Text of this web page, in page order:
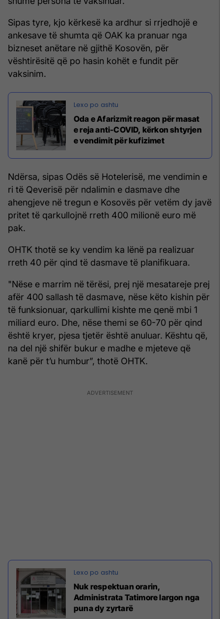
Sipas tyre, kjo kërkesë ka ardhur si rrjedhojë e
ankesave të shumta që OAK ka pranuar nga
bizneset anëtare në gjithë Kosovën, për
vështirësitë që po hasin kohët e fundit për
vaksinim.
Oda e Afarizmit reagon për masat
e reja anti-COVID, kërkon shtyrjen
e vendimit për kufizimet
Ndërsa, sipas Odës së Hotelerisë, me vendimin e
ri të Qeverisë për ndalimin e dasmave dhe
ahengjeve në tregun e Kosovës për vetëm dy javë
pritet të qarkullojnë rreth 400 milionë euro më
pak.
OHTK thotë se ky vendim ka lënë pa realizuar
rreth 40 për qind të dasmave të planifikuara.
"Nëse e marrim në tërësi, prej një mesatareje prej
afër 400 sallash të dasmave, nëse këto kishin për
të funksionuar, qarkullimi kishte me qenë mbi 1
miliard euro. Dhe, nëse themi se 60-70 për qind
është kryer, pjesa tjetër është anuluar. Kështu që,
na del një shifër bukur e madhe e mjeteve që
kanë për t’u humbur”, thotë OHTK.
Nuk respektuan orarin,
Administrata Tatimore largon nga
puna dy zyrtarë